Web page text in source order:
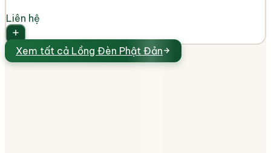
Liên hệ
Xem tất cả Lồng Đèn Phật Đản